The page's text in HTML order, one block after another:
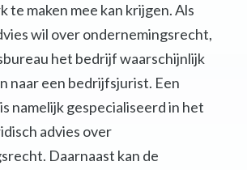
te maken mee kan krijgen. Als
wil over ondernemingsrecht,
het bedrijf waarschijnlijk
naar een bedrijfsjurist. Een
namelijk gespecialiseerd in het
advies over
Daarnaast kan de